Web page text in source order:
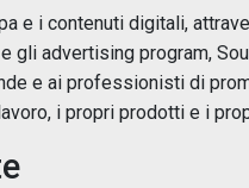
e i contenuti digitali,
gli advertising program,
e ai professionisti di
i propri prodotti e i